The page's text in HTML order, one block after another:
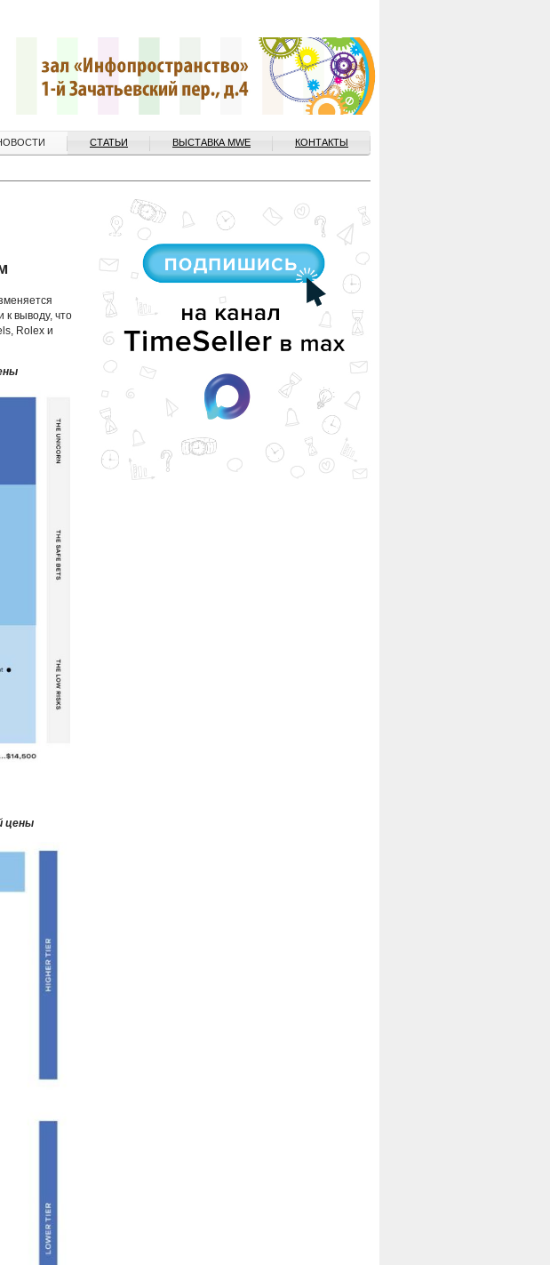
СТАТЬИ ВЫСТАВКА MWE КОНТАКТЫ
к выводу, что
Rolex и
цены